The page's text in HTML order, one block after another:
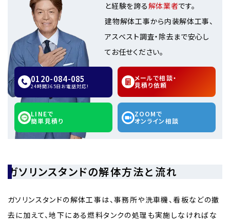
と経験を誇る解体業者です。
建物解体工事から内装解体工事、
アスベスト調査・除去まで安心し
てお任せください。
0120-084-085
24時間365日お電話対応!
メールで相談・
見積り依頼
LINEで
簡単見積り
ZOOMで
オンライン相談
ガソリンスタンドの解体方法と流れ
ガソリンスタンドの解体工事は、事務所や洗車機、看板などの撤
去に加えて、地下にある燃料タンクの処理も実施しなければな